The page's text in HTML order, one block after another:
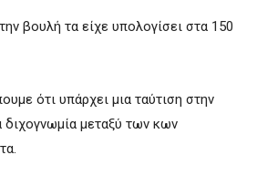
βουλή τα είχε υπολογίσει στα 150
ότι υπάρχει μια ταύτιση στην
διχογνωμία μεταξύ των κων